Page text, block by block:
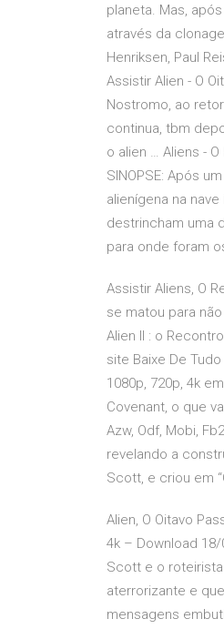
planeta. Mas,
através da
Henriksen, Paul
Assistir Alien - O
Nostromo, ao
continua, tbm
o alien … Aliens - O
SINOPSE: Após
alienígena na
destrincham uma
para onde foram
Assistir Aliens, O
se matou para
Alien II : o
site Baixe De
1080p, 720p, 4k
Covenant, o que
Azw, Odf, Mobi,
revelando a
Scott, e criou em
Alien, O Oitavo
4k – Download 18/
Scott e o roteirista
aterrorizante e
mensagens